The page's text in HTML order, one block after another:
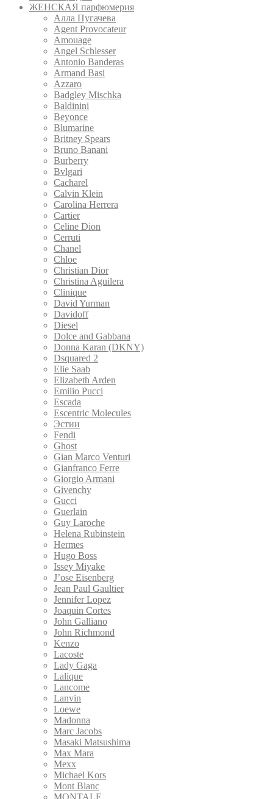
ЖЕНСКАЯ парфюмерия
Алла Пугачева
Agent Provocateur
Amouage
Angel Schlesser
Antonio Banderas
Armand Basi
Azzaro
Badgley Mischka
Baldinini
Beyonce
Blumarine
Britney Spears
Bruno Banani
Burberry
Bvlgari
Cacharel
Calvin Klein
Carolina Herrera
Cartier
Celine Dion
Cerruti
Chanel
Chloe
Christian Dior
Christina Aguilera
Clinique
David Yurman
Davidoff
Diesel
Dolce and Gabbana
Donna Karan (DKNY)
Dsquared 2
Elie Saab
Elizabeth Arden
Emilio Pucci
Escada
Escentric Molecules
Эстии
Fendi
Ghost
Gian Marco Venturi
Gianfranco Ferre
Giorgio Armani
Givenchy
Gucci
Guerlain
Guy Laroche
Helena Rubinstein
Hermes
Hugo Boss
Issey Miyake
J’ose Eisenberg
Jean Paul Gaultier
Jennifer Lopez
Joaquin Cortes
John Galliano
John Richmond
Kenzo
Lacoste
Lady Gaga
Lalique
Lancome
Lanvin
Loewe
Madonna
Marc Jacobs
Masaki Matsushima
Max Mara
Mexx
Michael Kors
Mont Blanc